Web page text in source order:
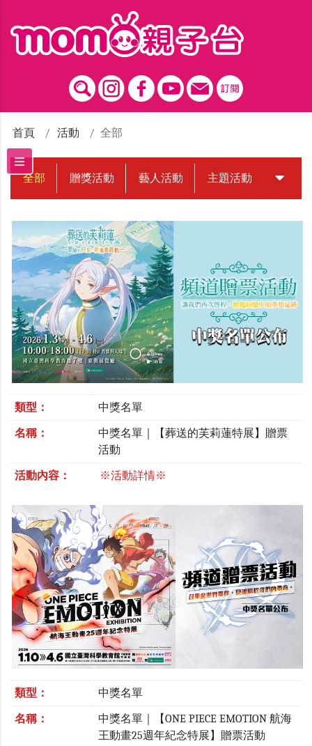
首頁 活動 全部
全部 贈獎活動 藝人活動 主題活動 中獎名
類型： 中獎名單
名稱：
中獎名單｜【葬送的芙莉蓮特展】贈票
活動
活動內容： ※活動詳情※
類型： 中獎名單
名稱：
中獎名單｜【ONE PIECE EMOTION 航海
王動畫25週年紀念特展】贈票活動